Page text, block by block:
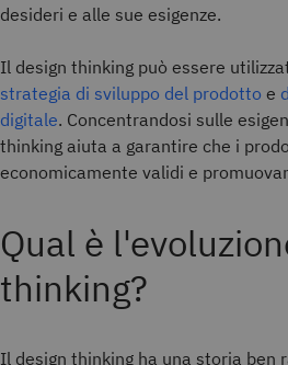
desideri e alle sue esigenze.
Il design thinking può essere
strategia di sviluppo del prodotto e
digitale. Concentrandosi sulle
thinking aiuta a garantire che i
economicamente validi e
Qual è
thinking?
Il design thinking ha una storia ben